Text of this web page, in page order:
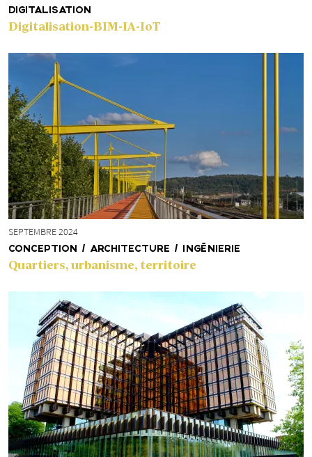
DIGITALISATION
Digitalisation-BIM-IA-IoT
SEPTEMBRE 2024
CONCEPTION / ARCHITECTURE / INGÉNIERIE
Quartiers, urbanisme, territoire